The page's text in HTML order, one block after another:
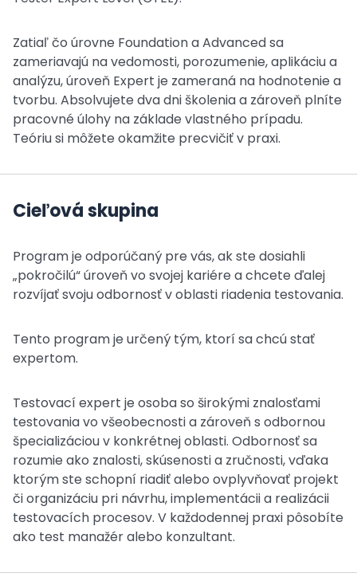
Zatiaľ čo úrovne Foundation a Advanced sa
zameriavajú na vedomosti, porozumenie, aplikáciu a
analýzu, úroveň Expert je zameraná na hodnotenie a
tvorbu. Absolvujete dva dni školenia a zároveň plníte
pracovné úlohy na základe vlastného prípadu.
Teóriu si môžete okamžite precvičiť v praxi.
Cieľová skupina
Program je odporúčaný pre vás, ak ste dosiahli
„pokročilú“ úroveň vo svojej kariére a chcete ďalej
rozvíjať svoju odbornosť v oblasti riadenia testovania.
Tento program je určený tým, ktorí sa chcú stať
expertom.
Testovací expert je osoba so širokými znalosťami
testovania vo všeobecnosti a zároveň s odbornou
špecializáciou v konkrétnej oblasti. Odbornosť sa
rozumie ako znalosti, skúsenosti a zručnosti, vďaka
ktorým ste schopní riadiť alebo ovplyvňovať projekt
či organizáciu pri návrhu, implementácii a realizácii
testovacích procesov. V každodennej praxi pôsobíte
ako test manažér alebo konzultant.